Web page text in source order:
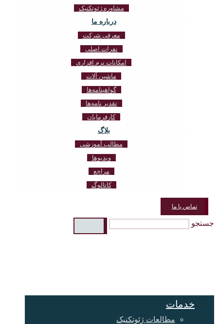
مشاوره ژئوتکنیک
درباره ما
معرفی شرکت
نفرات اصلی
امکانات نرم افزاری
ماشین آلات
گواهینامه‌ها
تقدیر نامه‌ها
کارفرمایان
بلاگ
مطالب آموزشی
ویدیوها
مراجع
کاتالوگ
تماس با ما
جستجو
خدمات
مطالعات ژئوتکنیک